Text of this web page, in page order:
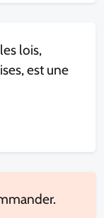
lois,
est une